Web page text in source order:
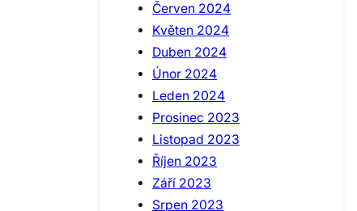
Červen 2024
Květen 2024
Duben 2024
Únor 2024
Leden 2024
Prosinec 2023
Listopad 2023
Říjen 2023
Září 2023
Srpen 2023